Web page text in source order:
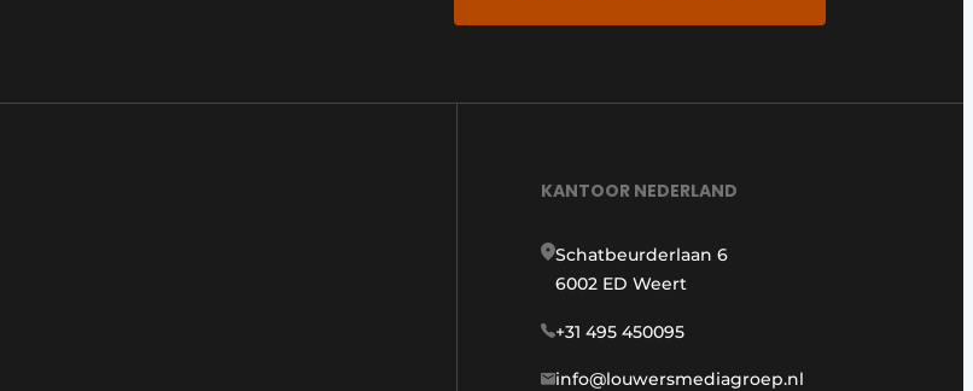
KANTOOR NEDERLAND
Schatbeurderlaan 6
6002 ED Weert
+31 495 450095
info@louwersmediagroep.nl